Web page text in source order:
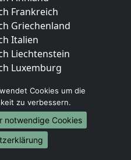
Frankreich
Griechenland
Italien
Liechtenstein
Luxemburg
Norwegen
Berlin
Hamburg
Cookies um die
zu verbessern.
notwendige Cookies